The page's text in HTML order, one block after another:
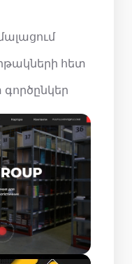
հետ
գործընկեր